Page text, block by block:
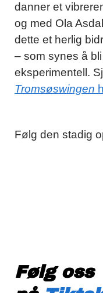
danner et
og med Ola
dette et herlig
– som synes å
eksperimentell.
Tromsøswingen
Følg den stadig
Følg oss